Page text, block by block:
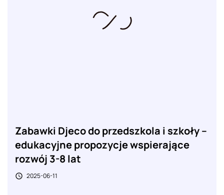
Zabawki Djeco do przedszkola i szkoły –
edukacyjne propozycje wspierające
rozwój 3-8 lat
 2025-06-11